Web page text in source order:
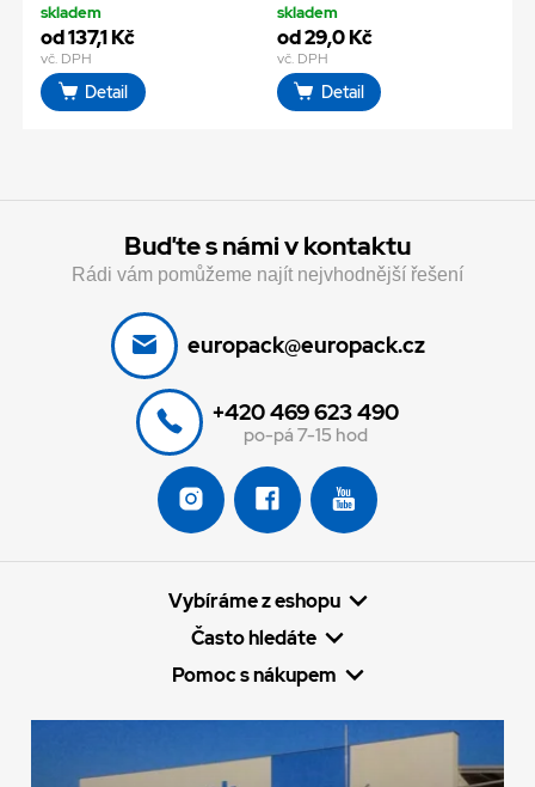
skladem
od 137,1 Kč
vč. DPH
Detail
skladem
od 29,0 Kč
vč. DPH
Detail
Buďte s námi v kontaktu
Rádi vám pomůžeme najít nejvhodnější řešení
europack@europack.cz
+420 469 623 490
po-pá 7-15 hod
Vybíráme z eshopu
Často hledáte
Pomoc s nákupem